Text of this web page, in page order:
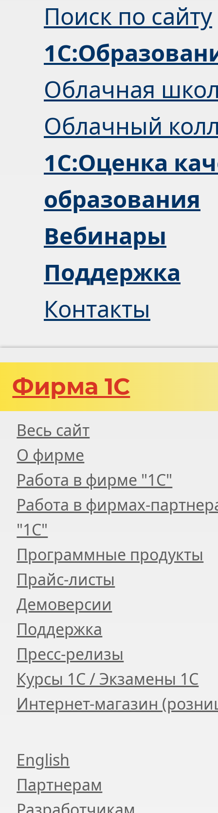
Поиск по сайту
Облачная
Облачный
1С:Оценка
образования
Вебинары
Поддержка
Контакты
Фирма 1С
Весь сайт
О фирме
Работа в фирме "1С"
Работа в фирмах-
"1С"
Программные продукты
Прайс-листы
Демоверсии
Поддержка
Пресс-релизы
Курсы 1С / Экзамены 1С
Интернет-магазин
English
Партнерам